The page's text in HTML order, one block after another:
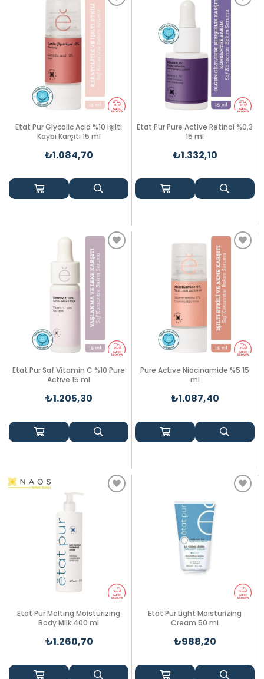
Etat Pur Glycolic Acid %10 Işıltı
Kaybı Karşıtı 15 ml
₺1.084,70
Etat Pur Pure Active Retinol %0,3
15 ml
₺1.332,10
Etat Pur Saf Vitamin C %10 Pure
Active 15 ml
₺1.205,30
Pure Active Niacinamide %5 15
ml
₺1.087,40
Etat Pur Melting Moisturizing
Body Milk 400 ml
₺1.260,70
Etat Pur Light Moisturizing
Cream 50 ml
₺988,20